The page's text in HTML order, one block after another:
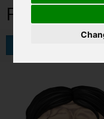
FIGURINES POP MANGA
FIGURINES POP DISNEY
FIGURINES POP MARVEL
FIGURINES POP MUSIQUE
FIGURINES POP SÉRIE TV
Figurines